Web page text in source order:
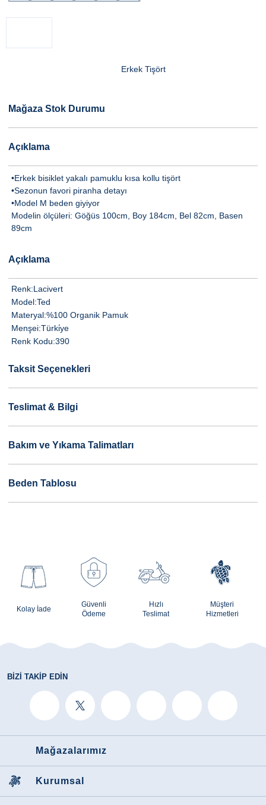
Erkek Tişört
Mağaza Stok Durumu
Açıklama
•Erkek bisiklet yakalı pamuklu kısa kollu tişört
•Sezonun favori piranha detayı
•Model M beden giyiyor
Modelin ölçüleri: Göğüs 100cm, Boy 184cm, Bel 82cm, Basen
89cm
Açıklama
Renk:Lacivert
Model:Ted
Materyal:%100 Organik Pamuk
Menşei:Türki̇ye
Renk Kodu:390
Taksit Seçenekleri
Teslimat & Bilgi
Bakım ve Yıkama Talimatları
Beden Tablosu
Kolay İade
Güvenli
Ödeme
Hızlı
Teslimat
Müşteri
Hizmetleri
BIZI TAKIP EDIN
Mağazalarımız
Kurumsal